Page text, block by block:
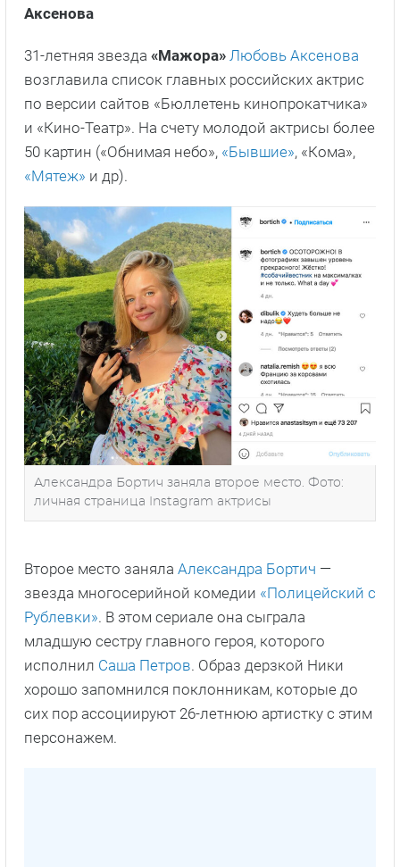
Аксенова
31-летняя звезда «Мажора» Любовь Аксенова
возглавила список главных российских актрис
по версии сайтов «Бюллетень кинопрокатчика»
и «Кино-Театр». На счету молодой актрисы более
50 картин («Обнимая небо», «Бывшие», «Кома»,
«Мятеж» и др).
Александра Бортич заняла второе место. Фото:
личная страница Instagram актрисы
Второе место заняла Александра Бортич —
звезда многосерийной комедии «Полицейский с
Рублевки». В этом сериале она сыграла
младшую сестру главного героя, которого
исполнил Саша Петров. Образ дерзкой Ники
хорошо запомнился поклонникам, которые до
сих пор ассоциируют 26-летнюю артистку с этим
персонажем.